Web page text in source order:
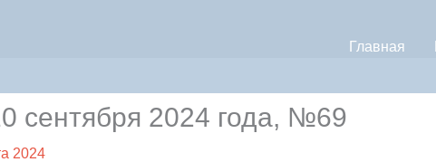
Главная
сентября 2024 года, №69
2024